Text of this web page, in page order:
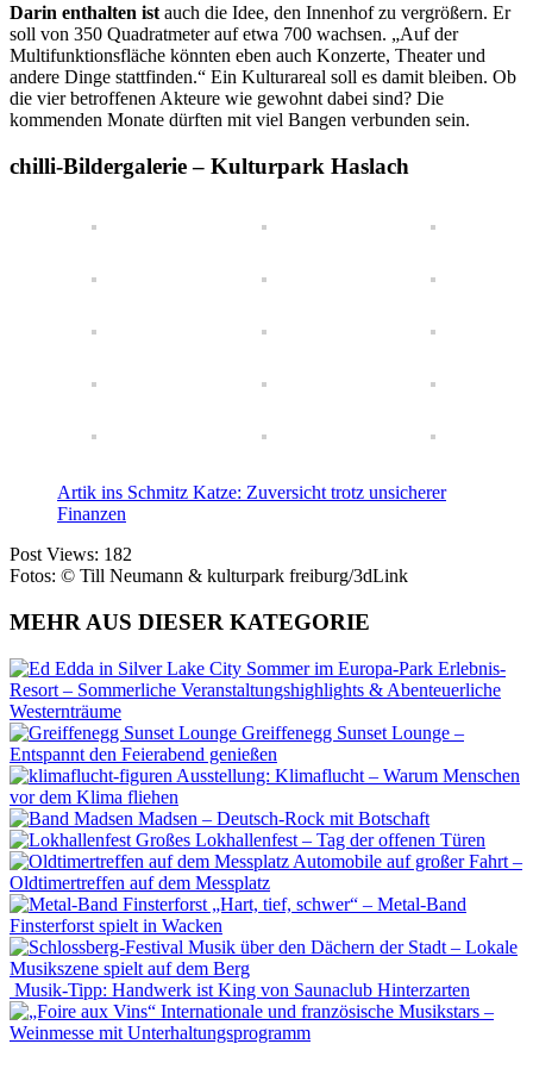
Darin enthalten ist auch die Idee, den Innenhof zu vergrößern. Er
soll von 350 Quadratmeter auf etwa 700 wachsen. „Auf der
Multifunktionsfläche könnten eben auch Konzerte, Theater und
andere Dinge stattfinden.“ Ein Kulturareal soll es damit bleiben. Ob
die vier betroffenen Akteure wie gewohnt dabei sind? Die
kommenden Monate dürften mit viel Bangen verbunden sein.
chilli-Bildergalerie – Kulturpark Haslach
Artik ins Schmitz Katze: Zuversicht trotz unsicherer
Finanzen
Post Views: 182
Fotos: © Till Neumann & kulturpark freiburg/3dLink
MEHR AUS DIESER KATEGORIE
Sommer im Europa-Park Erlebnis-
Resort – Sommerliche Veranstaltungshighlights & Abenteuerliche
Westernträume
Greiffenegg Sunset Lounge –
Entspannt den Feierabend genießen
Ausstellung: Klimaflucht – Warum Menschen
vor dem Klima fliehen
Madsen – Deutsch-Rock mit Botschaft
Großes Lokhallenfest – Tag der offenen Türen
Automobile auf großer Fahrt –
Oldtimertreffen auf dem Messplatz
„Hart, tief, schwer“ – Metal-Band
Finsterforst spielt in Wacken
Musik über den Dächern der Stadt – Lokale
Musikszene spielt auf dem Berg
Musik-Tipp: Handwerk ist King von Saunaclub Hinterzarten
Internationale und französische Musikstars –
Weinmesse mit Unterhaltungsprogramm